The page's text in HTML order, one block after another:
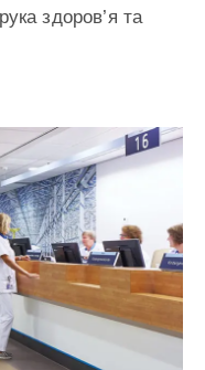
здоров’я та